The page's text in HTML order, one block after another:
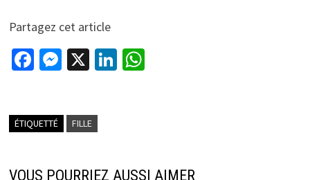
Partagez cet article
Fa
o
k
M
n
r
X Li W
p
ÉTIQUETTÉ FILLE
VOUS POURRIEZ AUSSI AIMER